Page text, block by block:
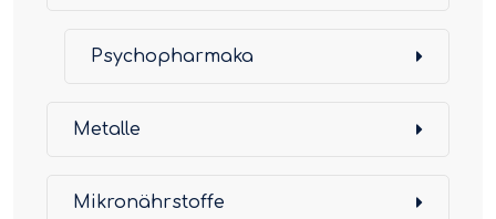
Psychopharmaka
Metalle
Mikronährstoffe